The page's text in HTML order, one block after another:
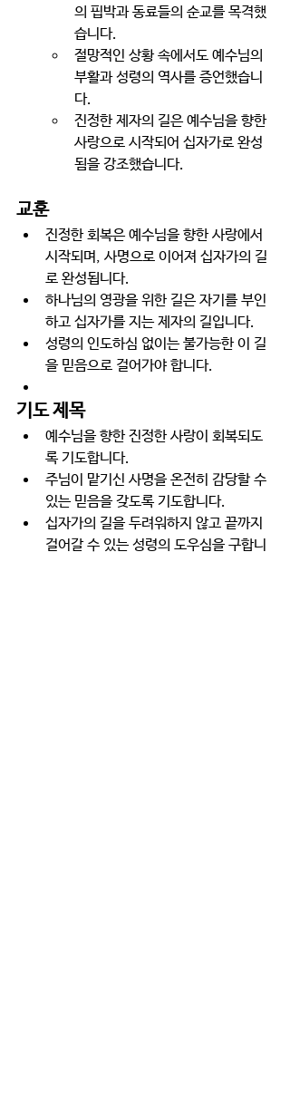
의 핍박과 동료들의 순교를 목격했
습니다.
절망적인 상황 속에서도 예수님의
부활과 성령의 역사를 증언했습니
다.
진정한 제자의 길은 예수님을 향한
사랑으로 시작되어 십자가로 완성
됨을 강조했습니다.
교훈
진정한 회복은 예수님을 향한 사랑에서
시작되며, 사명으로 이어져 십자가의 길
로 완성됩니다.
하나님의 영광을 위한 길은 자기를 부인
하고 십자가를 지는 제자의 길입니다.
성령의 인도하심 없이는 불가능한 이 길
을 믿음으로 걸어가야 합니다.
기도 제목
예수님을 향한 진정한 사랑이 회복되도
록 기도합니다.
주님이 맡기신 사명을 온전히 감당할 수
있는 믿음을 갖도록 기도합니다.
십자가의 길을 두려워하지 않고 끝까지
걸어갈 수 있는 성령의 도우심을 구합니